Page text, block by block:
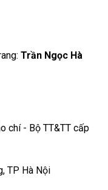
Trần Ngọc Hà
chí - Bộ TT&TT cấp
TP Hà Nội